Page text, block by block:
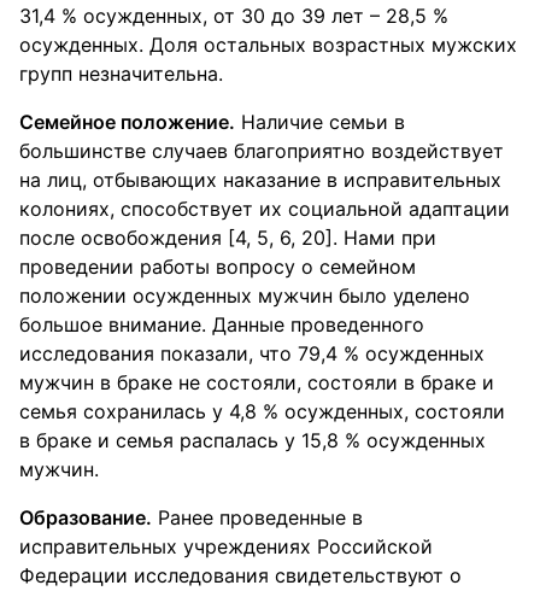
31,4 % осужденных, от 30 до 39 лет – 28,5 %
осужденных. Доля остальных возрастных мужских
групп незначительна.
Семейное положение. Наличие семьи в
большинстве случаев благоприятно воздействует
на лиц, отбывающих наказание в исправительных
колониях, способствует их социальной адаптации
после освобождения [4, 5, 6, 20]. Нами при
проведении работы вопросу о семейном
положении осужденных мужчин было уделено
большое внимание. Данные проведенного
исследования показали, что 79,4 % осужденных
мужчин в браке не состояли, состояли в браке и
семья сохранилась у 4,8 % осужденных, состояли
в браке и семья распалась у 15,8 % осужденных
мужчин.
Образование. Ранее проведенные в
исправительных учреждениях Российской
Федерации исследования свидетельствуют о